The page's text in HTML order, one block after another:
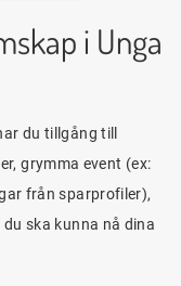
i Unga
du tillgång till
grymma event (ex:
från sparprofiler),
ska kunna nå dina